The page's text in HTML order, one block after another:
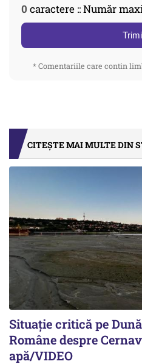
0 caractere :: Număr
* Comentariile care contin
CITEȘTE MAI MULTE DIN
Situație critică pe
Române despre
apă/VIDEO